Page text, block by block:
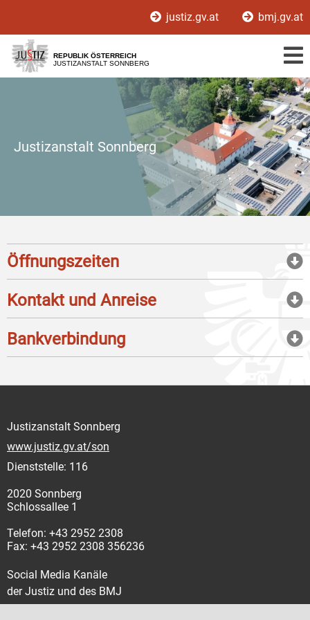
[1]
[2]
justiz.gv.at bmj.gv.at
REPUBLIK ÖSTERREICH
JUSTIZANSTALT SONNBERG
Justizanstalt Sonnberg
Öffnungszeiten
Kontakt und Anreise
Bankverbindung
Justizanstalt Sonnberg
www.justiz.gv.at/son
Dienststelle: 116
2020 Sonnberg
Schlossallee 1
Telefon: +43 2952 2308
Fax: +43 2952 2308 356236
Social Media Kanäle
der Justiz und des BMJ